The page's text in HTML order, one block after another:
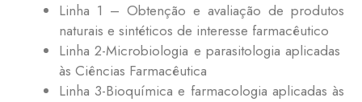
Linha 1 – Obtenção e avaliação de produtos
naturais e sintéticos de interesse farmacêutico
Linha 2-Microbiologia e parasitologia aplicadas
às Ciências Farmacêutica
Linha 3-Bioquímica e farmacologia aplicadas às